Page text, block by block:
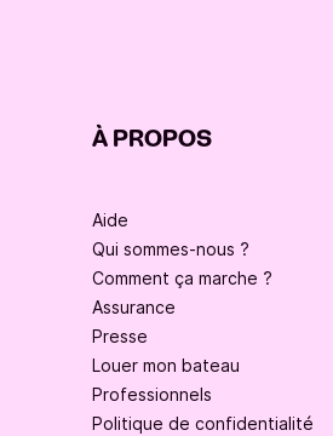
À PROPOS
Aide
Qui sommes-nous ?
Comment ça marche ?
Assurance
Presse
Louer mon bateau
Professionnels
Politique de confidentialité